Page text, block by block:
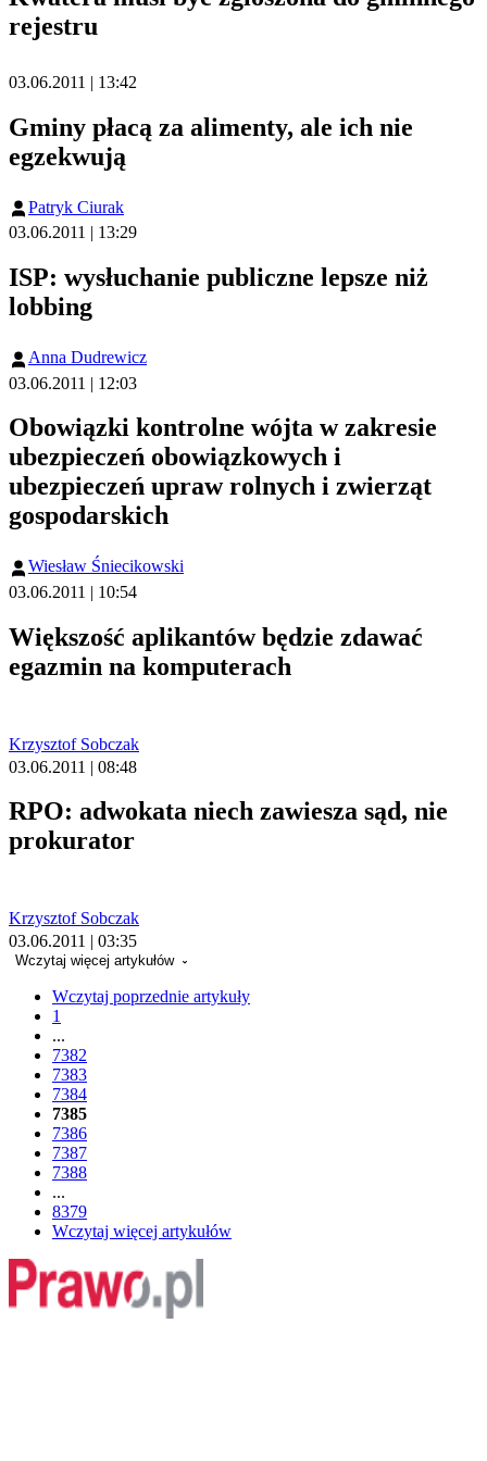
rejestru
03.06.2011 | 13:42
Gminy płacą za alimenty, ale ich nie
egzekwują
Patryk Ciurak
03.06.2011 | 13:29
ISP: wysłuchanie publiczne lepsze niż
lobbing
Anna Dudrewicz
03.06.2011 | 12:03
Obowiązki kontrolne wójta w zakresie
ubezpieczeń obowiązkowych i
ubezpieczeń upraw rolnych i zwierząt
gospodarskich
Wiesław Śniecikowski
03.06.2011 | 10:54
Większość aplikantów będzie zdawać
egazmin na komputerach
Krzysztof Sobczak
03.06.2011 | 08:48
RPO: adwokata niech zawiesza sąd, nie
prokurator
Krzysztof Sobczak
03.06.2011 | 03:35
Wczytaj więcej artykułów
Wczytaj poprzednie artykuły
1
...
7382
7383
7384
7385
7386
7387
7388
...
8379
Wczytaj więcej artykułów